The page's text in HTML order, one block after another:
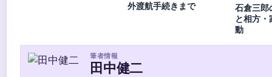
外渡航手続きまで
石倉三郎
と相方・
動
筆者情報
田中健二